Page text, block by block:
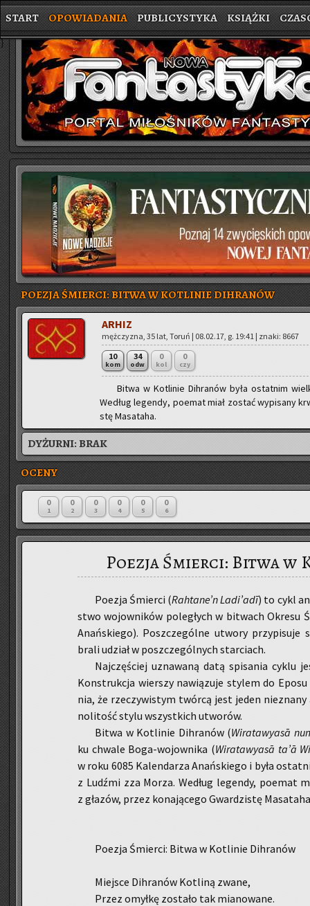
START OPOWIADANIA PUBLICYSTYKA KSIĄŻKI
}
POEZJA ŚMIERCI: BITWA W KOTLINIE DIHRANÓW
ARHIZ
męż­czy­zna, 35 lat, Toruń | 08.02.17, g. 19:41 | znaki: 8667
10
kom
34
odw
0
kol
0
czy
Bitwa w Ko­tli­nie Dih­ra­nów była ostat­nim
We­dług le­gen­dy, po­emat miał zo­stać wy­pi­sa­ny
stę Ma­sa­ta­ha.
DYŻURNI:BRAK
OCENY
0
1
0
2
0
3
0
4
0
5
0
6
Poezja Śmierci: Bitwa
Po­ezja Śmier­ci (Rah­ta­ne’n Ladi’adī) to cykl
stwo wo­jow­ni­ków po­le­głych w bi­twach Okre­su
Anań­skie­go). Po­szcze­gól­ne utwo­ry przy­pi­su­je
brali udział w po­szcze­gól­nych star­ciach.
Naj­czę­ściej uzna­wa­ną datą spi­sa­nia cyklu
Kon­struk­cja wier­szy na­wią­zu­je sty­lem do
nia, że rze­czy­wi­stym twór­cą jest jeden
no­li­tość stylu wszyst­kich utwo­rów.
Bitwa w Ko­tli­nie Dih­ra­nów (Wi­ra­ta­wy­asā
ku chwa­le Bo­ga-wo­jow­ni­ka (Wi­ra­ta­wy­asā ta’ā
w roku 6085 Ka­len­da­rza Anań­skie­go i była
z Ludź­mi zza Morza. We­dług le­gen­dy, po­emat
z gła­zów, przez ko­na­ją­ce­go Gwar­dzi­stę
Po­ezja Śmier­ci: Bitwa w Ko­tli­nie Dih­ra­nów
Miej­sce Dih­ra­nów Ko­tli­ną zwane,
Przez omył­kę zo­sta­ło tak mia­no­wa­ne.